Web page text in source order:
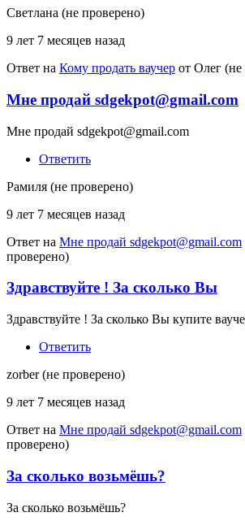
Светлана (не проверено)
9 лет 7 месяцев назад
Ответ на Кому продать ваучер от Олег (не
Мне продай sdgekpot@gmail.com
Мне продай sdgekpot@gmail.com
Ответить
Рамиля (не проверено)
9 лет 7 месяцев назад
Ответ на Мне продай sdgekpot@gmail.com
проверено)
Здравствуйте ! За сколько Вы
Здравствуйте ! За сколько Вы купите
Ответить
zorber (не проверено)
9 лет 7 месяцев назад
Ответ на Мне продай sdgekpot@gmail.com
проверено)
За сколько возьмёшь?
За сколько возьмёшь?